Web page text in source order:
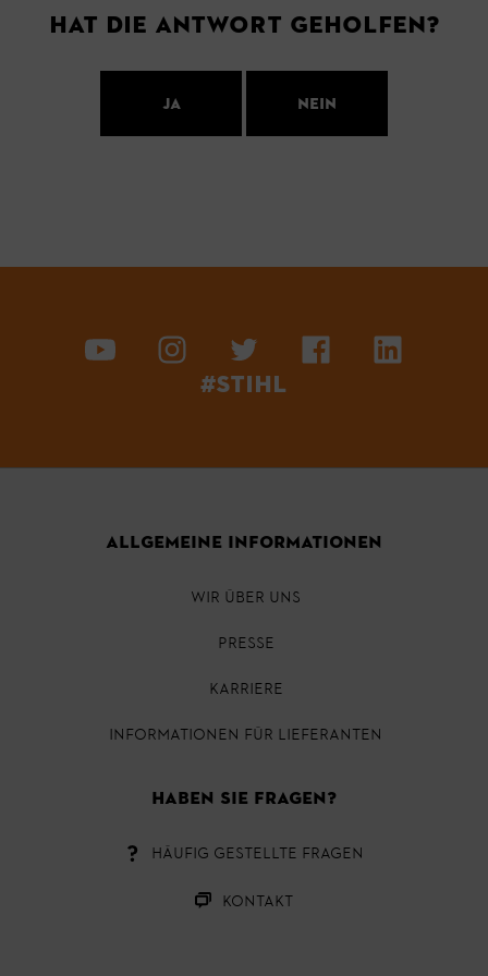
Hat die Antwort geholfen?
Ja Nein
#STIHL
ALLGEMEINE INFORMATIONEN
WIR ÜBER UNS
PRESSE
KARRIERE
INFORMATIONEN FÜR LIEFERANTEN
HABEN SIE FRAGEN?
HÄUFIG GESTELLTE FRAGEN
KONTAKT